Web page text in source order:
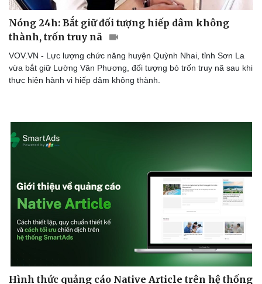
Dinh dưỡng - món ngon
Cây thuốc
Sản phụ khoa
Nhi khoa
Nam khoa
Làm đẹp - giảm cân
Phòng mạch online
Nhà đẹp
Blog
Tình yêu - Gia đình
Nóng 24h: Bắt giữ đối tượng hiếp dâm không
thành, trốn truy nã
VOV.VN - Lực lượng chức năng huyện Quỳnh Nhai, tỉnh Sơn La
vừa bắt giữ Lường Văn Phương, đối tượng bỏ trốn truy nã sau khi
thực hiện hành vi hiếp dâm không thành.
Hình thức quảng cáo Native Article trên hệ thống